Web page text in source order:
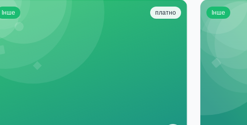
Інше платно Інше